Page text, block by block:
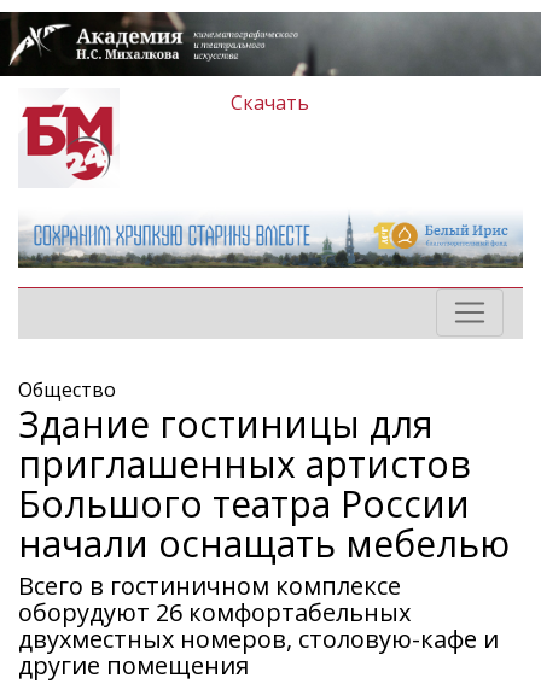
Скачать
Общество
Здание гостиницы для
приглашенных артистов
Большого театра России
начали оснащать мебелью
Всего в гостиничном комплексе
оборудуют 26 комфортабельных
двухместных номеров, столовую-кафе и
другие помещения